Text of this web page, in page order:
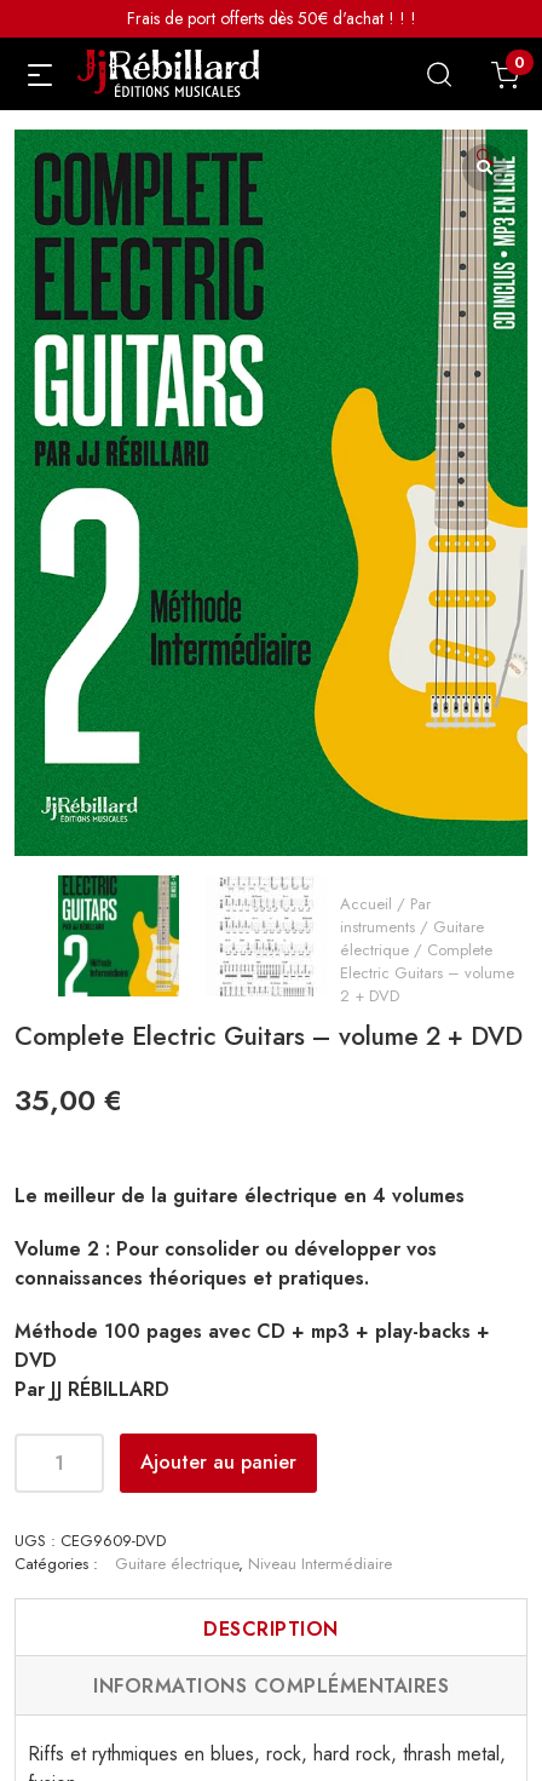
Frais de port offerts dès 50€ d'achat ! ! !
0
🔍
Accueil / Par
instruments / Guitare
électrique / Complete
Electric Guitars – volume
2 + DVD
Complete Electric Guitars – volume 2 + DVD
35,00 €
Le meilleur de la guitare électrique en 4 volumes
Volume 2 : Pour consolider ou développer vos
connaissances théoriques et pratiques.
Méthode 100 pages avec CD + mp3 + play-backs +
DVD
Par JJ RÉBILLARD
Ajouter au panier
UGS : CEG9609-DVD
Catégories :
Guitare électrique, Niveau Intermédiaire
DESCRIPTION
INFORMATIONS COMPLÉMENTAIRES
Riffs et rythmiques en blues, rock, hard rock, thrash metal,